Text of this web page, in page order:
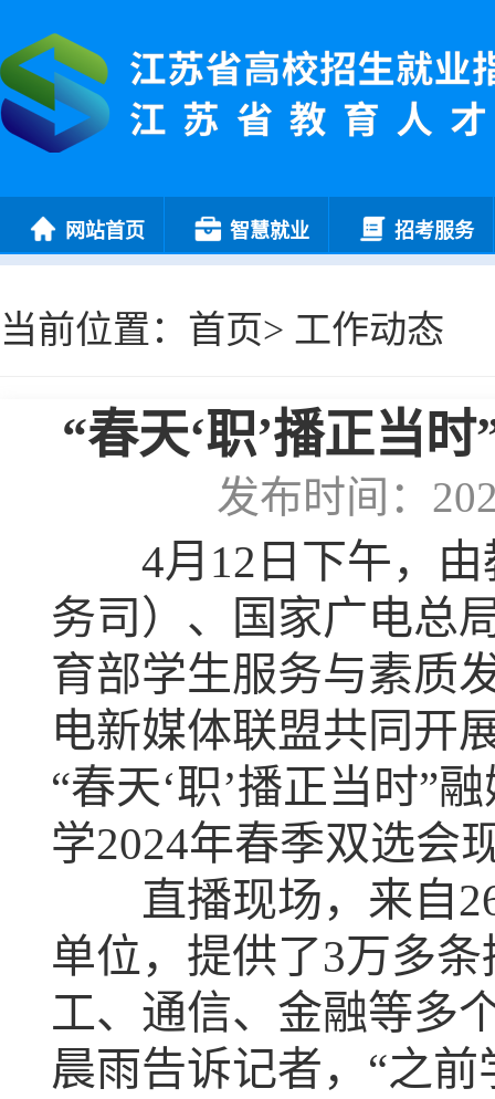
网站首页 智慧就业 招考服务
当前位置： 首页> 工作动态
“春天‘职’播正当
发布时间：
4月12日下午，由
务司）、国家广电总
育部学生服务与素质
电新媒体联盟共同开
“春天‘职’播正当时”
学2024年春季双选会
直播现场，来自26
单位，提供了3万多
工、通信、金融等多
晨雨告诉记者，“之